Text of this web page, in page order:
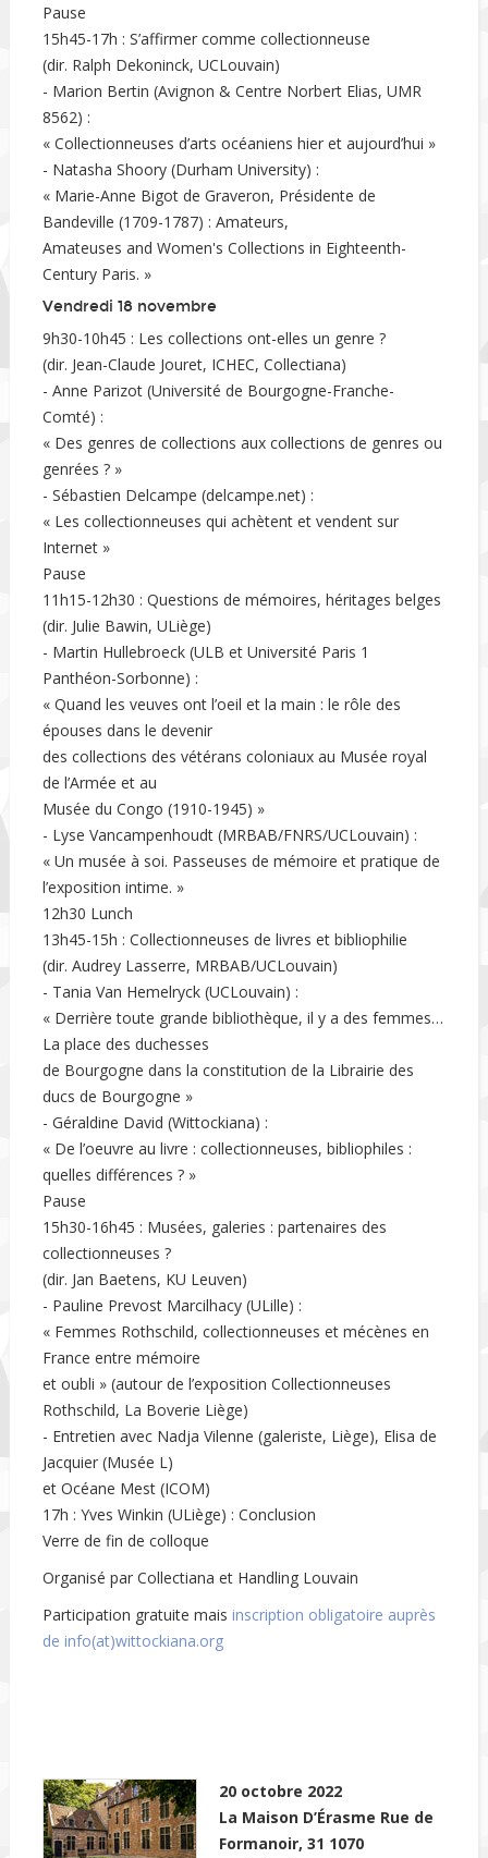
Pause
15h45-17h : S’affirmer comme collectionneuse
(dir. Ralph Dekoninck, UCLouvain)
- Marion Bertin (Avignon & Centre Norbert Elias, UMR
8562) :
« Collectionneuses d’arts océaniens hier et aujourd’hui »
- Natasha Shoory (Durham University) :
« Marie-Anne Bigot de Graveron, Présidente de
Bandeville (1709-1787) : Amateurs,
Amateuses and Women's Collections in Eighteenth-
Century Paris. »
Vendredi 18 novembre
9h30-10h45 : Les collections ont-elles un genre ?
(dir. Jean-Claude Jouret, ICHEC, Collectiana)
- Anne Parizot (Université de Bourgogne-Franche-
Comté) :
« Des genres de collections aux collections de genres ou
genrées ? »
- Sébastien Delcampe (delcampe.net) :
« Les collectionneuses qui achètent et vendent sur
Internet »
Pause
11h15-12h30 : Questions de mémoires, héritages belges
(dir. Julie Bawin, ULiège)
- Martin Hullebroeck (ULB et Université Paris 1
Panthéon-Sorbonne) :
« Quand les veuves ont l’oeil et la main : le rôle des
épouses dans le devenir
des collections des vétérans coloniaux au Musée royal
de l’Armée et au
Musée du Congo (1910-1945) »
- Lyse Vancampenhoudt (MRBAB/FNRS/UCLouvain) :
« Un musée à soi. Passeuses de mémoire et pratique de
l’exposition intime. »
12h30 Lunch
13h45-15h : Collectionneuses de livres et bibliophilie
(dir. Audrey Lasserre, MRBAB/UCLouvain)
- Tania Van Hemelryck (UCLouvain) :
« Derrière toute grande bibliothèque, il y a des femmes…
La place des duchesses
de Bourgogne dans la constitution de la Librairie des
ducs de Bourgogne »
- Géraldine David (Wittockiana) :
« De l’oeuvre au livre : collectionneuses, bibliophiles :
quelles différences ? »
Pause
15h30-16h45 : Musées, galeries : partenaires des
collectionneuses ?
(dir. Jan Baetens, KU Leuven)
- Pauline Prevost Marcilhacy (ULille) :
« Femmes Rothschild, collectionneuses et mécènes en
France entre mémoire
et oubli » (autour de l’exposition Collectionneuses
Rothschild, La Boverie Liège)
- Entretien avec Nadja Vilenne (galeriste, Liège), Elisa de
Jacquier (Musée L)
et Océane Mest (ICOM)
17h : Yves Winkin (ULiège) : Conclusion
Verre de fin de colloque
Organisé par Collectiana et Handling Louvain
Participation gratuite mais inscription obligatoire auprès
de info(at)wittockiana.org
20 octobre 2022
La Maison D’Érasme Rue de
Formanoir, 31 1070